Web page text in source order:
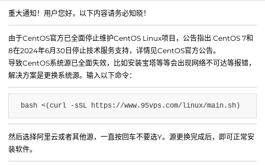
微信公众号
重大通知！用户您好，以下内容请务必知晓！
由于CentOS官方已全面停止维护CentOS Linux项目，公告指出 CentOS 7和
8在2024年6月30日停止技术服务支持，详情见CentOS官方公告。
导致CentOS系统源已全面失效，比如安装宝塔等等会出现网络不可达等报错，
解决方案是更换系统源。输入以下命令：
bash <(curl -sSL https://www.95vps.com/linux/main.sh)
然后选择阿里云或者其他源，一直按回车不要选Y。源更换完成后，即可正常安
装软件。